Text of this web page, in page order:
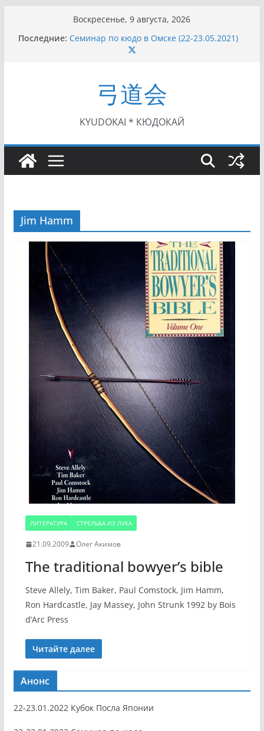
содержимому
Воскресенье, 9 августа, 2026
Последние: Семинар по кюдо в Омске (22-23.05.2021)
Чемпионат Росcии, Дёмино (2-5.09.2021)
II Кубок Посла Японии в России по Кюдо,
Орёл (25.07.2021)
I этап Кубка Московской области по Кюдо /
Сейдокан II (27.06.2021)
弓道会
KYUDOKAI * КЮДОКАЙ
Jim Hamm
ЛИТЕРАТУРА СТРЕЛЬБА ИЗ ЛУКА
21.09.2009 Олег Акимов
The traditional bowyer’s bible
Steve Allely, Tim Baker, Paul Comstock, Jim Hamm,
Ron Hardcastle, Jay Massey, John Strunk 1992 by Bois
d’Arc Press
Читайте далее
Анонс
22-23.01.2022 Кубок Посла Японии